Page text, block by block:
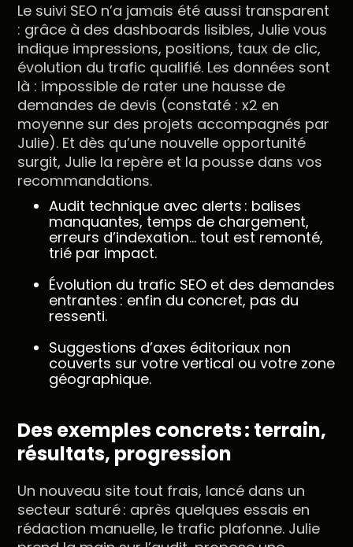
Le suivi SEO n’a jamais été aussi transparent
: grâce à des dashboards lisibles, Julie vous
indique impressions, positions, taux de clic,
évolution du trafic qualifié. Les données sont
là : impossible de rater une hausse de
demandes de devis (constaté : x2 en
moyenne sur des projets accompagnés par
Julie). Et dès qu’une nouvelle opportunité
surgit, Julie la repère et la pousse dans vos
recommandations.
Audit technique avec alerts : balises
manquantes, temps de chargement,
erreurs d’indexation… tout est remonté,
trié par impact.
Évolution du trafic SEO et des demandes
entrantes : enfin du concret, pas du
ressenti.
Suggestions d’axes éditoriaux non
couverts sur votre vertical ou votre zone
géographique.
Des exemples concrets : terrain,
résultats, progression
Un nouveau site tout frais, lancé dans un
secteur saturé : après quelques essais en
rédaction manuelle, le trafic plafonne. Julie